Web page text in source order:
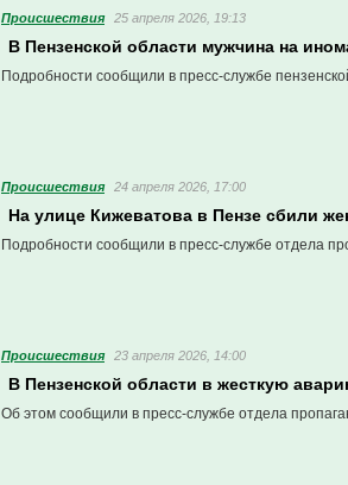
Проиcшествия 25 апреля 2026, 19:13
В Пензенской области мужчина на
Подробности сообщили в пресс-службе
Проиcшествия 24 апреля 2026, 17:00
На улице Кижеватова в Пензе сбили
Подробности сообщили в пресс-службе отдела
Проиcшествия 23 апреля 2026, 14:00
В Пензенской области в жесткую
Об этом сообщили в пресс-службе отдела